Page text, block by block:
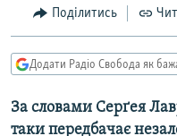
Перейти
до
пошуку
СУСПІЛЬСТВО
УКРАЇНА
ДОНБАС.РЕАЛІЇ
ТИ ЯК?
СХЕМИ
Поділитись
Додати Радіо Свобода як
За словами Серґея
таки передбачає